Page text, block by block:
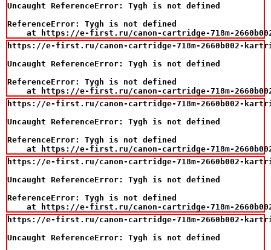
Uncaught ReferenceError: Tygh is not defined
ReferenceError: Tygh is not defined
at https://e-first.ru/canon-cartridge-718m-
https://e-first.ru/canon-cartridge-718m-2660b002-
Uncaught ReferenceError: Tygh is not defined
ReferenceError: Tygh is not defined
at https://e-first.ru/canon-cartridge-718m-
https://e-first.ru/canon-cartridge-718m-2660b002-
Uncaught ReferenceError: Tygh is not defined
ReferenceError: Tygh is not defined
at https://e-first.ru/canon-cartridge-718m-
https://e-first.ru/canon-cartridge-718m-2660b002-
Uncaught ReferenceError: Tygh is not defined
ReferenceError: Tygh is not defined
at https://e-first.ru/canon-cartridge-718m-
https://e-first.ru/canon-cartridge-718m-2660b002-
Uncaught ReferenceError: Tygh is not defined